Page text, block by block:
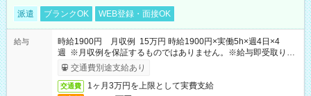
派遣 ブランクOK WEB登録・面接OK
給与
時給1900円 月収例 15万円 時給1900円×実働5h×週4日×4
週 ※月収例を保証するものではありません。※給与即受取りサ
ービス利用可（利用条件有）
交通費別途支給あり
交通費 1ヶ月3万円を上限として実費支給